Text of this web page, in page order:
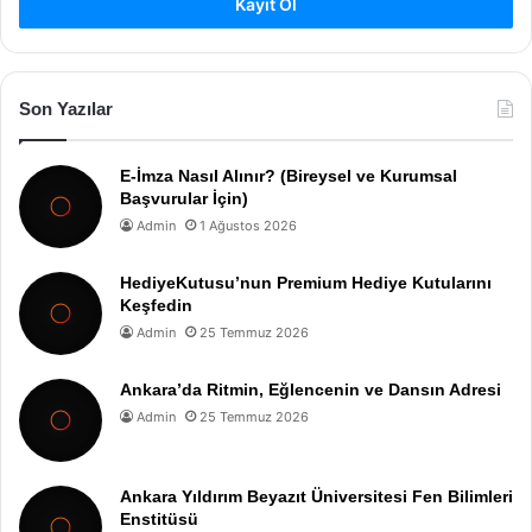
Son Yazılar
E-İmza Nasıl Alınır? (Bireysel ve Kurumsal
Başvurular İçin)
Admin 1 Ağustos 2026
HediyeKutusu’nun Premium Hediye Kutularını
Keşfedin
Admin 25 Temmuz 2026
Ankara’da Ritmin, Eğlencenin ve Dansın Adresi
Admin 25 Temmuz 2026
Ankara Yıldırım Beyazıt Üniversitesi Fen Bilimleri
Enstitüsü